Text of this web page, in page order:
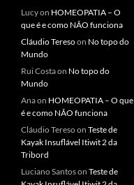
Lucyon HOMEOPATIA – O
que é e como NÃO funciona
Cláudio Teresoon No topo do
Mundo
Rui Costaon No topo do
Mundo
Anaon HOMEOPATIA – O que
é e como NÃO funciona
Cláudio Teresoon Teste de
Kayak Insuflável Itiwit 2 da
Tribord
Luciano Santoson Teste de